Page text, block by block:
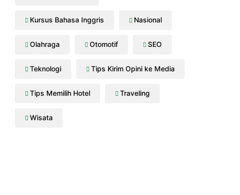
Kursus Bahasa Inggris Nasional
Olahraga Otomotif SEO
Teknologi Tips Kirim Opini ke Media
Tips Memilih Hotel Traveling
Wisata